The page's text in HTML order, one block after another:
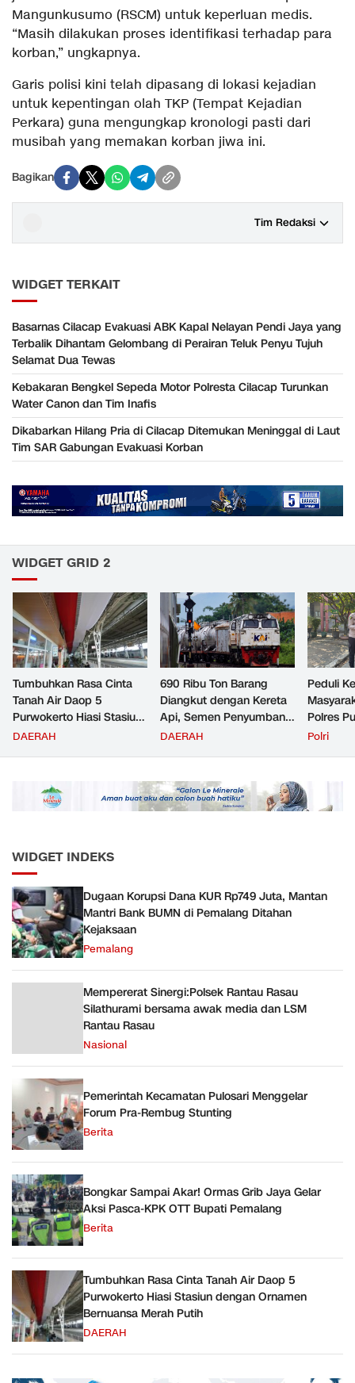
Mangunkusumo (RSCM) untuk keperluan medis.
“Masih dilakukan proses identifikasi terhadap para
korban,” ungkapnya.
Garis polisi kini telah dipasang di lokasi kejadian
untuk kepentingan olah TKP (Tempat Kejadian
Perkara) guna mengungkap kronologi pasti dari
musibah yang memakan korban jiwa ini.
Bagikan
Tim Redaksi
WIDGET TERKAIT
Basarnas Cilacap Evakuasi ABK Kapal Nelayan Pendi Jaya yang
Terbalik Dihantam Gelombang di Perairan Teluk Penyu Tujuh
Selamat Dua Tewas
Kebakaran Bengkel Sepeda Motor Polresta Cilacap Turunkan
Water Canon dan Tim Inafis
Dikabarkan Hilang Pria di Cilacap Ditemukan Meninggal di Laut
Tim SAR Gabungan Evakuasi Korban
WIDGET GRID 2
Tumbuhkan Rasa Cinta
Tanah Air Daop 5
Purwokerto Hiasi Stasiun
dengan Ornamen
DAERAH
690 Ribu Ton Barang
Diangkut dengan Kereta
Api, Semen Penyumbang
Volume Terbesar
Semester 1 Tahun 2026
DAERAH
Peduli
Polres
Jemput
Polri
WIDGET INDEKS
Dugaan Korupsi Dana KUR Rp749 Juta, Mantan
Mantri Bank BUMN di Pemalang Ditahan
Kejaksaan
Pemalang
Mempererat Sinergi:Polsek Rantau Rasau
Silathurami bersama awak media dan LSM
Rantau Rasau
Nasional
Pemerintah Kecamatan Pulosari Menggelar
Forum Pra-Rembug Stunting
Berita
Bongkar Sampai Akar! Ormas Grib Jaya Gelar
Aksi Pasca-KPK OTT Bupati Pemalang
Berita
Tumbuhkan Rasa Cinta Tanah Air Daop 5
Purwokerto Hiasi Stasiun dengan Ornamen
Bernuansa Merah Putih
DAERAH